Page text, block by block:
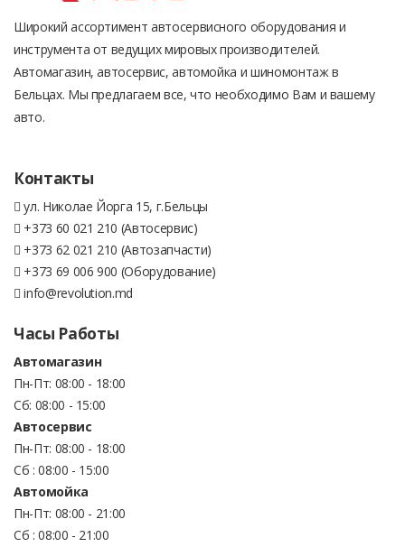
Широкий ассортимент автосервисного оборудования и
инструмента от ведущих мировых производителей.
Автомагазин, автосервис, автомойка и шиномонтаж в
Бельцах. Мы предлагаем все, что необходимо Вам и вашему
авто.
Контакты
ул. Николае Йорга 15, г.Бельцы
+373 60 021 210 (Автосервис)
+373 62 021 210 (Автозапчасти)
+373 69 006 900 (Оборудование)
info@revolution.md
Часы Работы
Автомагазин
Пн-Пт: 08:00 - 18:00
Сб: 08:00 - 15:00
Автосервис
Пн-Пт: 08:00 - 18:00
Сб : 08:00 - 15:00
Автомойка
Пн-Пт: 08:00 - 21:00
Сб : 08:00 - 21:00